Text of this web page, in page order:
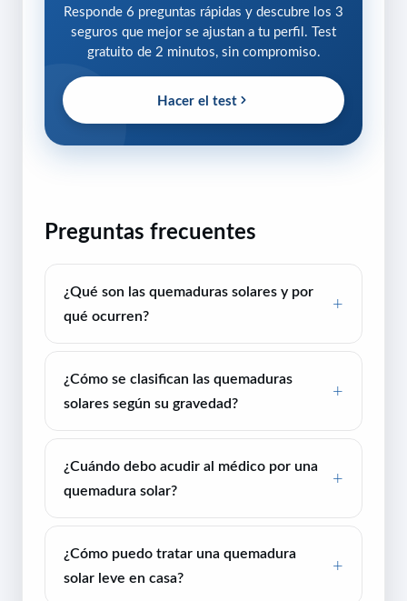
Responde 6 preguntas rápidas y descubre los 3
seguros que mejor se ajustan a tu perfil. Test
gratuito de 2 minutos, sin compromiso.
Hacer el test
Preguntas frecuentes
¿Qué son las quemaduras solares y por
qué ocurren?
¿Cómo se clasifican las quemaduras
solares según su gravedad?
¿Cuándo debo acudir al médico por una
quemadura solar?
¿Cómo puedo tratar una quemadura
solar leve en casa?